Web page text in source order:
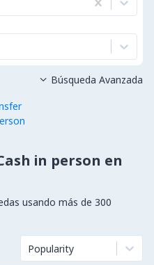
 Búsqueda Avanzada
in person en
usando más de 300
Popularity